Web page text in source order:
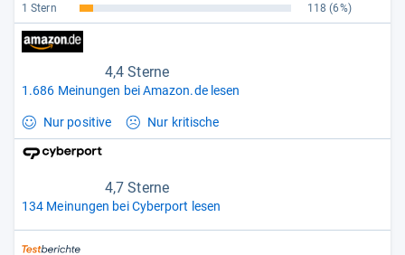
1 Stern
118 (6%)
4,4 Sterne
1.686 Meinungen bei Amazon.de lesen
Nur positive Nur kritische
4,7 Sterne
134 Meinungen bei Cyberport lesen